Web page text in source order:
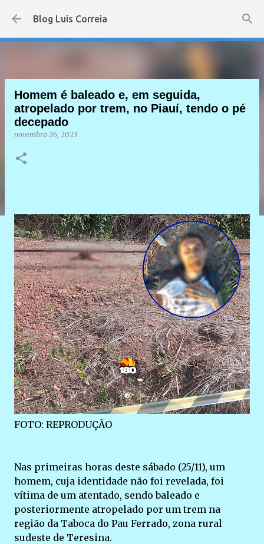
Pular para o conteúdo principal
Blog Luis Correia
Homem é baleado e, em seguida,
atropelado por trem, no Piauí, tendo o pé
decepado
novembro 26, 2023
FOTO: REPRODUÇÃO
Nas primeiras horas deste sábado (25/11), um
homem, cuja identidade não foi revelada, foi
vítima de um atentado, sendo baleado e
posteriormente atropelado por um trem na
região da Taboca do Pau Ferrado, zona rural
sudeste de Teresina.